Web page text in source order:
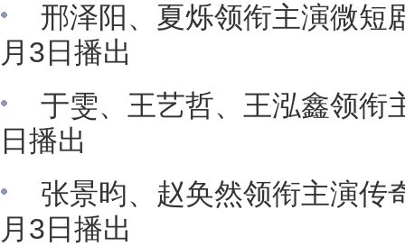
邢泽阳、夏烁领衔主演微短
月3日播出
于雯、王艺哲、王泓鑫领衔
日播出
张景昀、赵奂然领衔主演传
月3日播出